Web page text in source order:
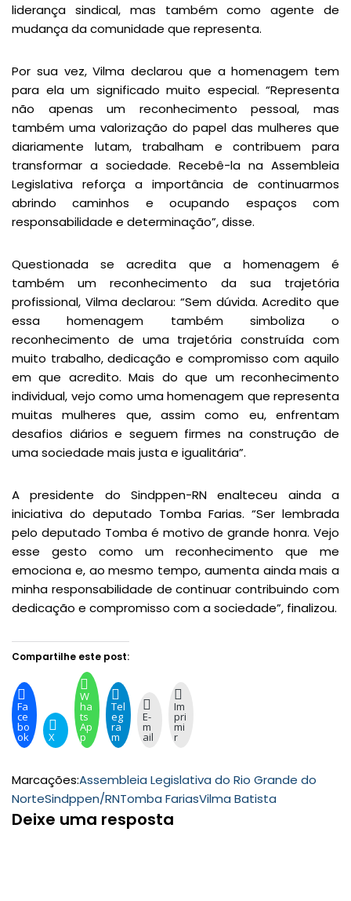
liderança sindical, mas também como agente de
mudança da comunidade que representa.
Por sua vez, Vilma declarou que a homenagem tem
para ela um significado muito especial. “Representa
não apenas um reconhecimento pessoal, mas
também uma valorização do papel das mulheres que
diariamente lutam, trabalham e contribuem para
transformar a sociedade. Recebê-la na Assembleia
Legislativa reforça a importância de continuarmos
abrindo caminhos e ocupando espaços com
responsabilidade e determinação”, disse.
Questionada se acredita que a homenagem é
também um reconhecimento da sua trajetória
profissional, Vilma declarou: “Sem dúvida. Acredito que
essa homenagem também simboliza o
reconhecimento de uma trajetória construída com
muito trabalho, dedicação e compromisso com aquilo
em que acredito. Mais do que um reconhecimento
individual, vejo como uma homenagem que representa
muitas mulheres que, assim como eu, enfrentam
desafios diários e seguem firmes na construção de
uma sociedade mais justa e igualitária”.
A presidente do Sindppen-RN enalteceu ainda a
iniciativa do deputado Tomba Farias. “Ser lembrada
pelo deputado Tomba é motivo de grande honra. Vejo
esse gesto como um reconhecimento que me
emociona e, ao mesmo tempo, aumenta ainda mais a
minha responsabilidade de continuar contribuindo com
dedicação e compromisso com a sociedade”, finalizou.
Compartilhe este post:
Fa
ce
bo
ok X
W
ha
ts
Ap
p
Tel
eg
ra
m
E-
m
ail
Im
pri
mi
r
Marcações:Assembleia Legislativa do Rio Grande do
NorteSindppen/RNTomba FariasVilma Batista
Deixe uma resposta